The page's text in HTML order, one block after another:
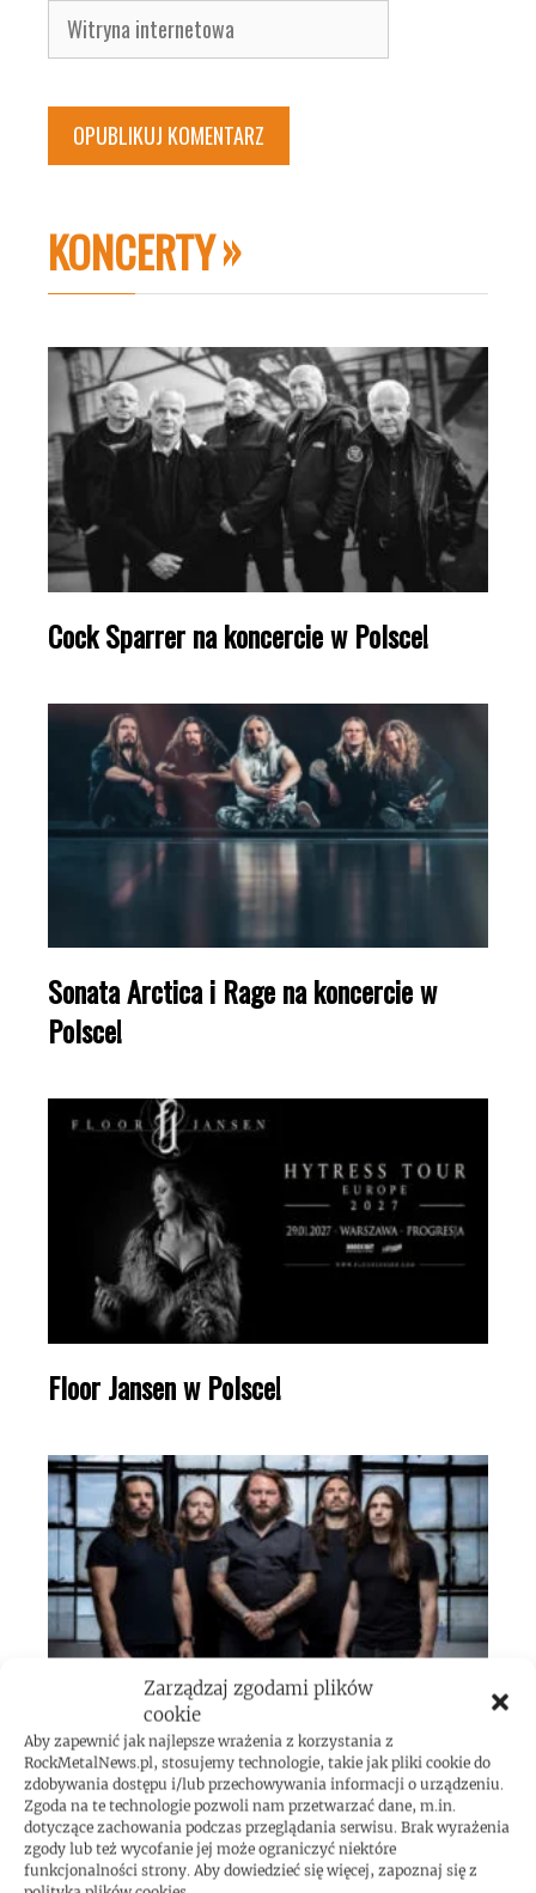
Zarządzaj zgodami plików
cookie
Aby zapewnić jak najlepsze wrażenia z korzystania z
RockMetalNews.pl, stosujemy technologie, takie jak pliki cookie do
zdobywania dostępu i/lub przechowywania informacji o urządzeniu.
Zgoda na te technologie pozwoli nam przetwarzać dane, m.in.
dotyczące zachowania podczas przeglądania serwisu. Brak wyrażenia
zgody lub też wycofanie jej może ograniczyć niektóre
funkcjonalności strony. Aby dowiedzieć się więcej, zapoznaj się z
Witryna
internetowa
KONCERTY
Cock Sparrer na koncercie w Polsce!
Sonata Arctica i Rage na koncercie w
Polsce!
Floor Jansen w Polsce!
The Black Dahlia Murder w Polsce!
RECENZJE